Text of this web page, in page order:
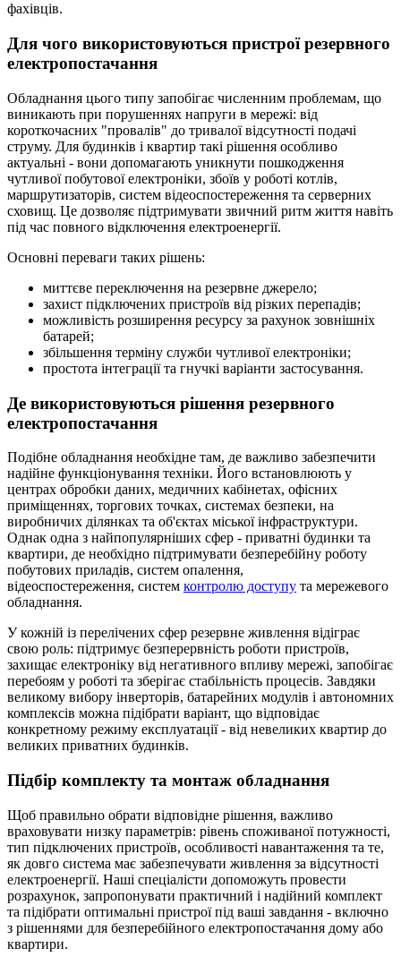
фахівців.
Для чого використовуються пристрої резервного
електропостачання
Обладнання цього типу запобігає численним проблемам, що
виникають при порушеннях напруги в мережі: від
короткочасних "провалів" до тривалої відсутності подачі
струму. Для будинків і квартир такі рішення особливо
актуальні - вони допомагають уникнути пошкодження
чутливої побутової електроніки, збоїв у роботі котлів,
маршрутизаторів, систем відеоспостереження та серверних
сховищ. Це дозволяє підтримувати звичний ритм життя навіть
під час повного відключення електроенергії.
Основні переваги таких рішень:
миттєве переключення на резервне джерело;
захист підключених пристроїв від різких перепадів;
можливість розширення ресурсу за рахунок зовнішніх
батарей;
збільшення терміну служби чутливої електроніки;
простота інтеграції та гнучкі варіанти застосування.
Де використовуються рішення резервного
електропостачання
Подібне обладнання необхідне там, де важливо забезпечити
надійне функціонування техніки. Його встановлюють у
центрах обробки даних, медичних кабінетах, офісних
приміщеннях, торгових точках, системах безпеки, на
виробничих ділянках та об'єктах міської інфраструктури.
Однак одна з найпопулярніших сфер - приватні будинки та
квартири, де необхідно підтримувати безперебійну роботу
побутових приладів, систем опалення,
відеоспостереження, систем контролю доступу та мережевого
обладнання.
У кожній із перелічених сфер резервне живлення відіграє
свою роль: підтримує безперервність роботи пристроїв,
захищає електроніку від негативного впливу мережі, запобігає
перебоям у роботі та зберігає стабільність процесів. Завдяки
великому вибору інверторів, батарейних модулів і автономних
комплексів можна підібрати варіант, що відповідає
конкретному режиму експлуатації - від невеликих квартир до
великих приватних будинків.
Підбір комплекту та монтаж обладнання
Щоб правильно обрати відповідне рішення, важливо
враховувати низку параметрів: рівень споживаної потужності,
тип підключених пристроїв, особливості навантаження та те,
як довго система має забезпечувати живлення за відсутності
електроенергії. Наші спеціалісти допоможуть провести
розрахунок, запропонувати практичний і надійний комплект
та підібрати оптимальні пристрої під ваші завдання - включно
з рішеннями для безперебійного електропостачання дому або
квартири.